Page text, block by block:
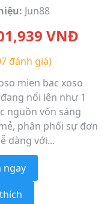
Jun88
VNĐ
đánh giá)
mien bac xoso
nổi lên như 1
nguồn vốn sáng
phân phối sự đơn
dàng với...
ngay